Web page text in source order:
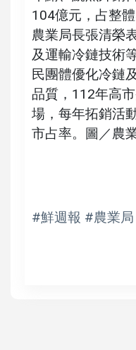
104億元，占整體
農業局長張清榮
及運輸冷鏈技術
民團體優化冷鏈
品質，112年高
場，每年拓銷活
市占率。圖／農
#鮮週報 #農業